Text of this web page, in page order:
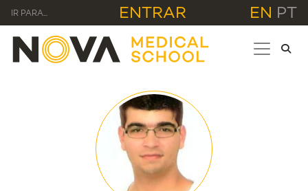
IR PARA... ENTRAR EN PT